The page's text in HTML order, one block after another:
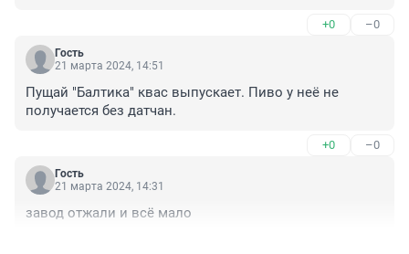
+0 –0
Гость
21 марта 2024, 14:51
Пущай "Балтика" квас выпускает. Пиво у неё не
получается без датчан.
+0 –0
Гость
21 марта 2024, 14:31
завод отжали и всё мало